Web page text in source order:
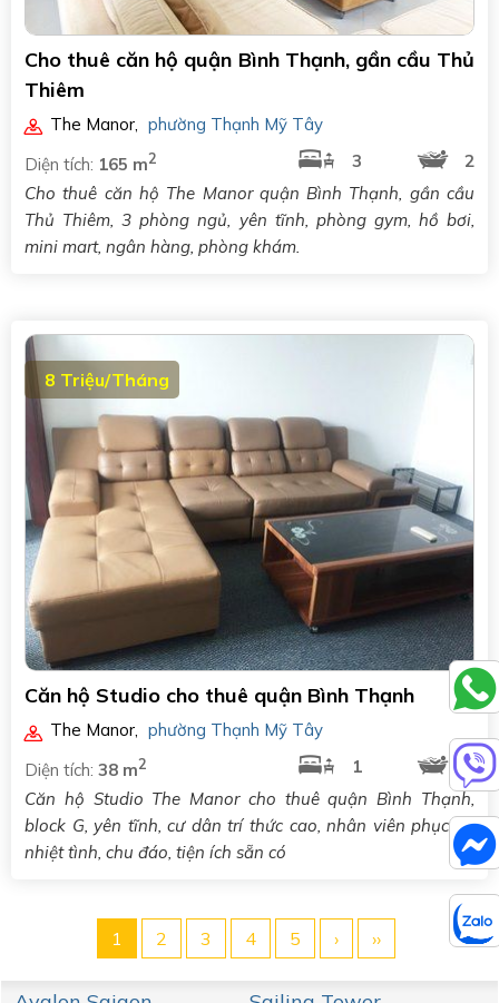
Cho thuê căn hộ quận Bình Thạnh, gần cầu Thủ
Thiêm
The Manor
phường Thạnh Mỹ Tây
Diện tích: 165 m2 3
2
Cho thuê căn hộ The Manor quận Bình Thạnh, gần cầu
Thủ Thiêm, 3 phòng ngủ, yên tĩnh, phòng gym, hồ bơi,
mini mart, ngân hàng, phòng khám.
8 Triệu/Tháng
Căn hộ Studio cho thuê quận Bình Thạnh
The Manor, phường Thạnh Mỹ Tây
Diện tích: 38 m2 1
1
Căn hộ Studio The Manor cho thuê quận Bình Thạnh,
block G, yên tĩnh, cư dân trí thức cao, nhân viên phục vụ
nhiệt tình, chu đáo, tiện ích sẵn có
1 2 3 4 5 › ››